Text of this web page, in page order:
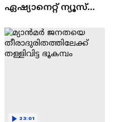
ഏഷ്യാനെറ്റ് ന്യൂസ്
സീസൺ 2
23:01